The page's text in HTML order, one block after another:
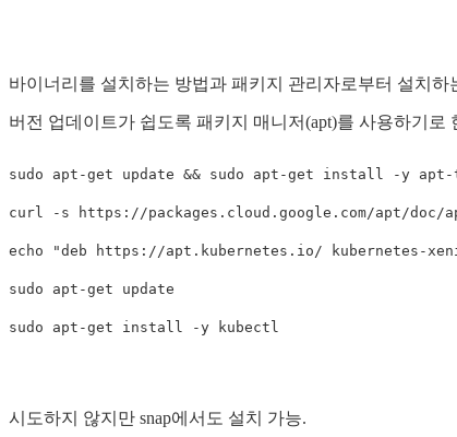
바이너리를 설치하는 방법과 패키지 관리자로부터 설치하
버전 업데이트가 쉽도록 패키지 매니저(apt)를 사용하기로
sudo apt-get update && sudo apt-get install -y apt-
curl -s https://packages.cloud.google.com/apt/doc/
echo "deb https://apt.kubernetes.io/ kubernetes-
sudo
sudo apt-get install -y
시도하지 않지만 snap에서도 설치 가능.